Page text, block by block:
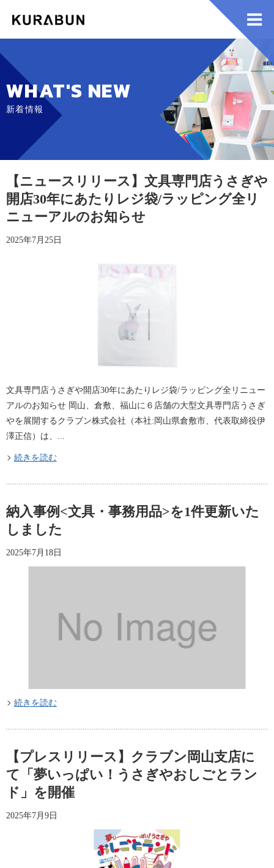
WHAT'S NEW
新着情報
【ニュースリリース】文具専門店うさぎや
開店30年にあたりレジ袋/ラッピング全リ
ニューアルのお知らせ
2025年7月25日
文具専門店うさぎや開店30年にあたりレジ袋/ラッピング全リニュー
アルのお知らせ 岡山、倉敷、福山に６店舗の大型文具専門店うさぎ
やを展開するクラブン株式会社（本社:岡山県倉敷市、代表取締役伊
澤正信）は、...
続きを読む
納入事例<文具・事務用品>を1件更新いた
しました
2025年7月18日
続きを読む
【プレスリリース】クラブン岡山支店に
て「夢いっぱい！うさぎやおしごとラン
ド」を開催
2025年7月9日